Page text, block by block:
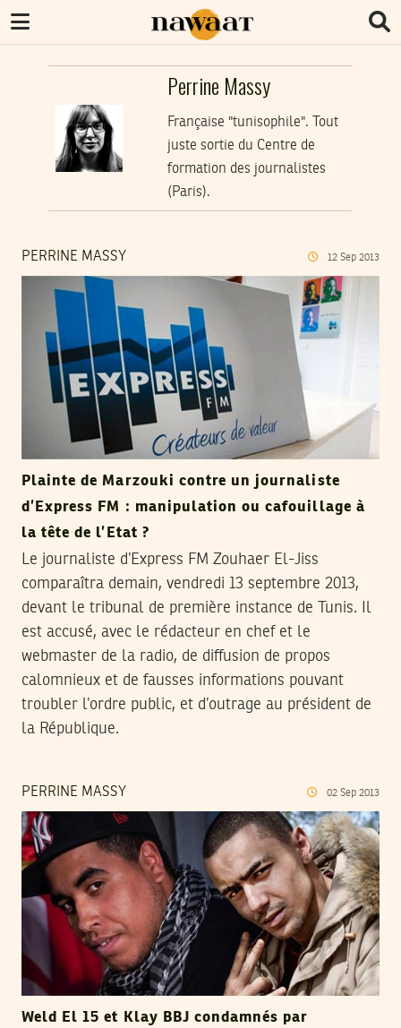
Perrine Massy
Française "tunisophile". Tout
juste sortie du Centre de
formation des journalistes
(Paris).
PERRINE MASSY 12 Sep 2013
Plainte de Marzouki contre un journaliste
d’Express FM : manipulation ou cafouillage à
la tête de l’Etat ?
Le journaliste d’Express FM Zouhaer El-Jiss
comparaîtra demain, vendredi 13 septembre 2013,
devant le tribunal de première instance de Tunis. Il
est accusé, avec le rédacteur en chef et le
webmaster de la radio, de diffusion de propos
calomnieux et de fausses informations pouvant
troubler l’ordre public, et d’outrage au président de
la République.
PERRINE MASSY 02 Sep 2013
Weld El 15 et Klay BBJ condamnés par